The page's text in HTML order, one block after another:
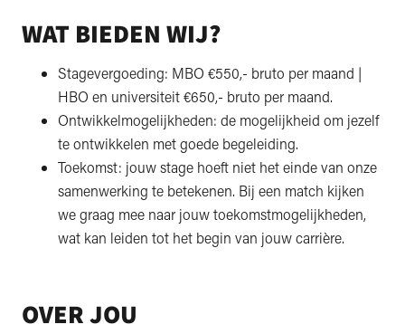
WAT BIEDEN WIJ?
Stagevergoeding: MBO €550,- bruto per maand |
HBO en universiteit €650,- bruto per maand.
Ontwikkelmogelijkheden: de mogelijkheid om jezelf
te ontwikkelen met goede begeleiding.
Toekomst: jouw stage hoeft niet het einde van onze
samenwerking te betekenen. Bij een match kijken
we graag mee naar jouw toekomstmogelijkheden,
wat kan leiden tot het begin van jouw carrière.
OVER JOU